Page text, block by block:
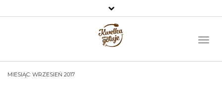
O MNIE
Facebook
Email
MIESIĄC: WRZESIEŃ 2017